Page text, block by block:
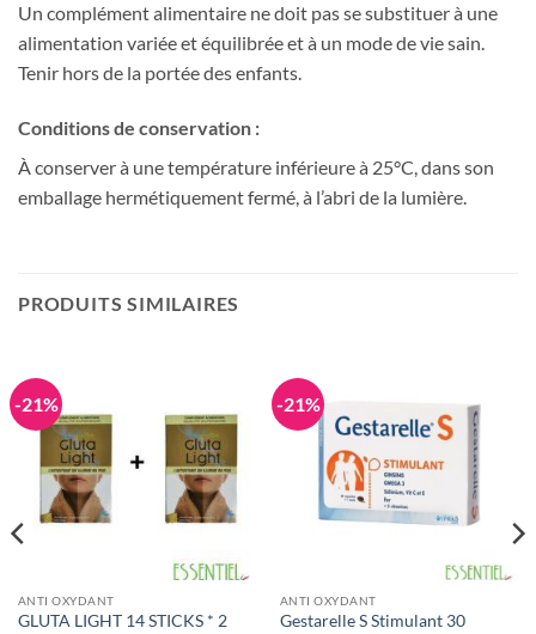
Un complément alimentaire ne doit pas se substituer à une
alimentation variée et équilibrée et à un mode de vie sain.
Tenir hors de la portée des enfants.
Conditions de conservation :
À conserver à une température inférieure à 25°C, dans son
emballage hermétiquement fermé, à l’abri de la lumière.
PRODUITS SIMILAIRES
-21%
ANTI OXYDANT
GLUTA LIGHT 14 STICKS * 2
-21%
ANTI OXYDANT
Gestarelle S Stimulant 30